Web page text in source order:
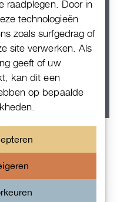
raadplegen. Door in
technologieën
zoals surfgedrag of
site verwerken. Als
geeft of uw
kan dit een
op bepaalde
Calendar